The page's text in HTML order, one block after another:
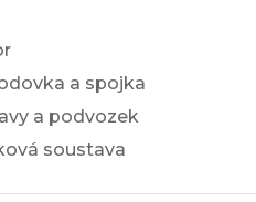
a spojka
a podvozek
soustava